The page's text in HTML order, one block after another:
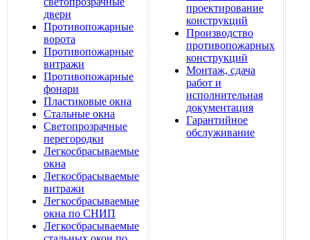
двери
Противопожарные
ворота
Противопожарные
витражи
Противопожарные
фонари
Пластиковые окна
Стальные окна
Светопрозрачные
перегородки
Легкосбрасываемые
окна
Легкосбрасываемые
витражи
Легкосбрасываемые
окна по СНИП
Легкосбрасываемые
проектирование
конструкций
Производство
противопожарных
конструкций
Монтаж, сдача
работ и
исполнительная
документация
Гарантийное
обслуживание